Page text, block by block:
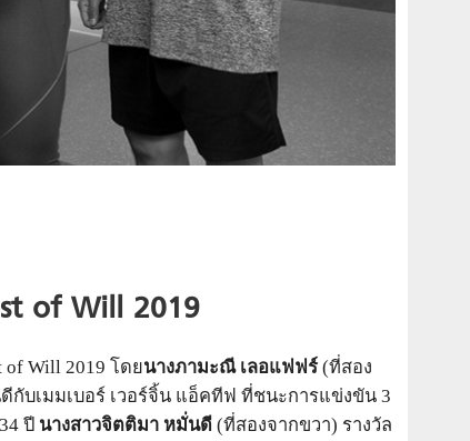
of Will 2019
of Will 2019 โดยนางภามะณี เลอแฟฟร์ (ที่สอง
บเมมเบอร์ เวอร์จิ้น แอ็คทีฟ ที่ชนะการแข่งขัน 3
ปี นางสาวจิตติมา หมั่นดี (ที่สองจากขวา) รางวัล